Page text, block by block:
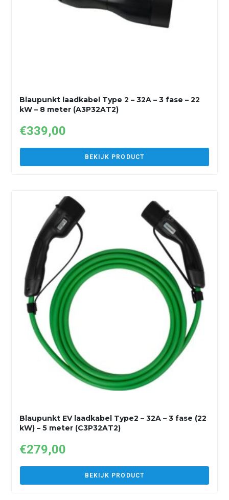
Blaupunkt laadkabel Type 2 – 32A – 3 fase – 22
kW – 8 meter (A3P32AT2)
€339,00
BEKIJK PRODUCT
Blaupunkt EV laadkabel Type2 – 32A – 3 fase (22
kW) – 5 meter (C3P32AT2)
€279,00
BEKIJK PRODUCT